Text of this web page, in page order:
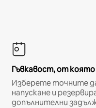
Гъвкавост, от
Изберете точните
напускане и
допълнителни